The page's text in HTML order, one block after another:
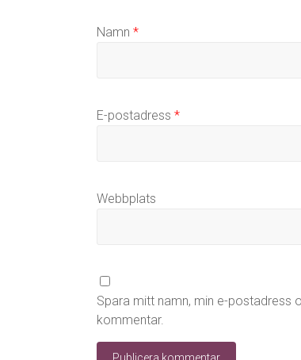
Namn *
E-postadress *
Webbplats
Spara mitt namn, min e-postadress
kommentar.